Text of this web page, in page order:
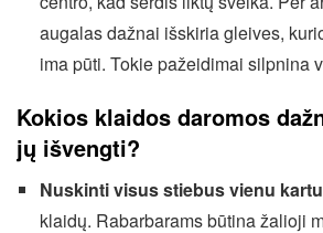
augalas dažnai išskiria gleives,
ima pūti. Tokie pažeidimai silpnina
Kokios klaidos daromos
jų išvengti?
Nuskinti visus stiebus vienu kartu
klaidų. Rabarbarams būtina žalioji